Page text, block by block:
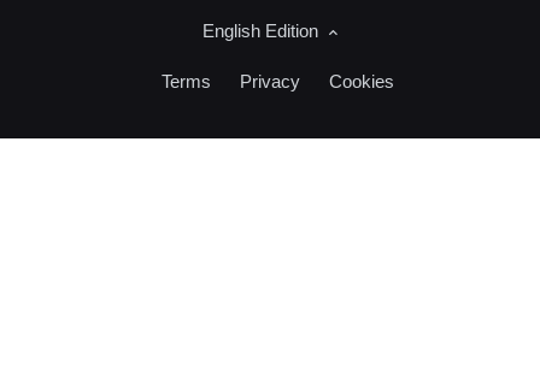
English Edition
Terms Privacy Cookies